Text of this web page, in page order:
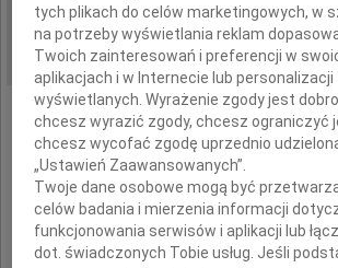
REGION: Białystok
DATA EMISJI: 23.09.2025
tych plikach do celów marketingowych, w
na potrzeby wyświetlania reklam
Twoich zainteresowań i preferencji w
aplikacjach i w Internecie lub
wyświetlanych. Wyrażenie zgody jest
chcesz wyrazić zgody, chcesz ograniczyć
chcesz wycofać zgodę uprzednio
„Ustawień Zaawansowanych”.
Twoje dane osobowe mogą być
celów badania i mierzenia informacji
funkcjonowania serwisów i aplikacji lub
dot. świadczonych Tobie usług. Jeśli